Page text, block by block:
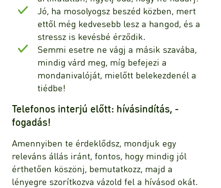
Jó, ha mosolyogsz beszéd közben, mert
ettől még kedvesebb lesz a hangod, és a
stressz is kevésbé érződik.
Semmi esetre ne vágj a másik szavába,
mindig várd meg, míg befejezi a
mondanivalóját, mielőtt belekezdenél a
tiédbe!
Telefonos interjú előtt: hívásindítás, -
fogadás!
Amennyiben te érdeklődsz, mondjuk egy
releváns állás iránt, fontos, hogy mindig jól
érthetően köszönj, bemutatkozz, majd a
lényegre szorítkozva vázold fel a hívásod okát.